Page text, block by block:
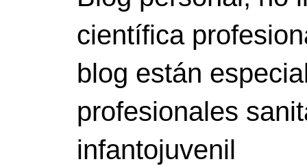
científica
blog están
profesionales
infantojuvenil